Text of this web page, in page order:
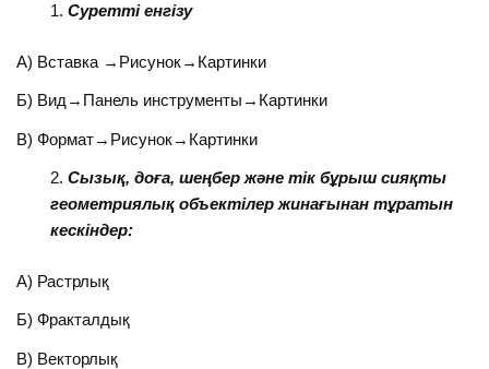
Суретті енгізу
А) Вставка →Рисунок→Картинки
Б) Вид→Панель инструменты→Картинки
В) Формат→Рисунок→Картинки
Сызық, доға, шеңбер және тік бұрыш сияқты
геометриялық объектілер жинағынан тұратын
кескіндер:
А) Растрлық
Б) Фракталдық
В) Векторлық